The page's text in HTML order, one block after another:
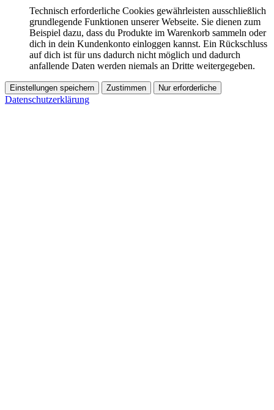
Technisch erforderliche Cookies gewährleisten ausschließlich
grundlegende Funktionen unserer Webseite. Sie dienen zum
Beispiel dazu, dass du Produkte im Warenkorb sammeln oder
dich in dein Kundenkonto einloggen kannst. Ein Rückschluss
auf dich ist für uns dadurch nicht möglich und dadurch
anfallende Daten werden niemals an Dritte weitergegeben.
Einstellungen speichern Zustimmen Nur erforderliche
Datenschutzerklärung